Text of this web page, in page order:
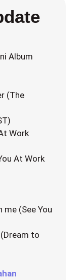
Album
(The
Work
At Work
me (See You
to